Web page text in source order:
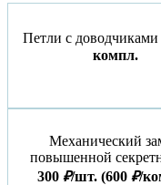
Петли с
компл.
Механический
повышенной
300₽/шт. (600₽/